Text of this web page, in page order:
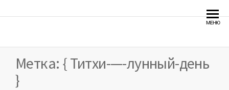
МЕНЮ
Метка: { Титхи-—-лунный-день
}